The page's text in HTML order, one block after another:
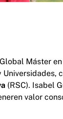
Máster
(RSC). Isabel
valor